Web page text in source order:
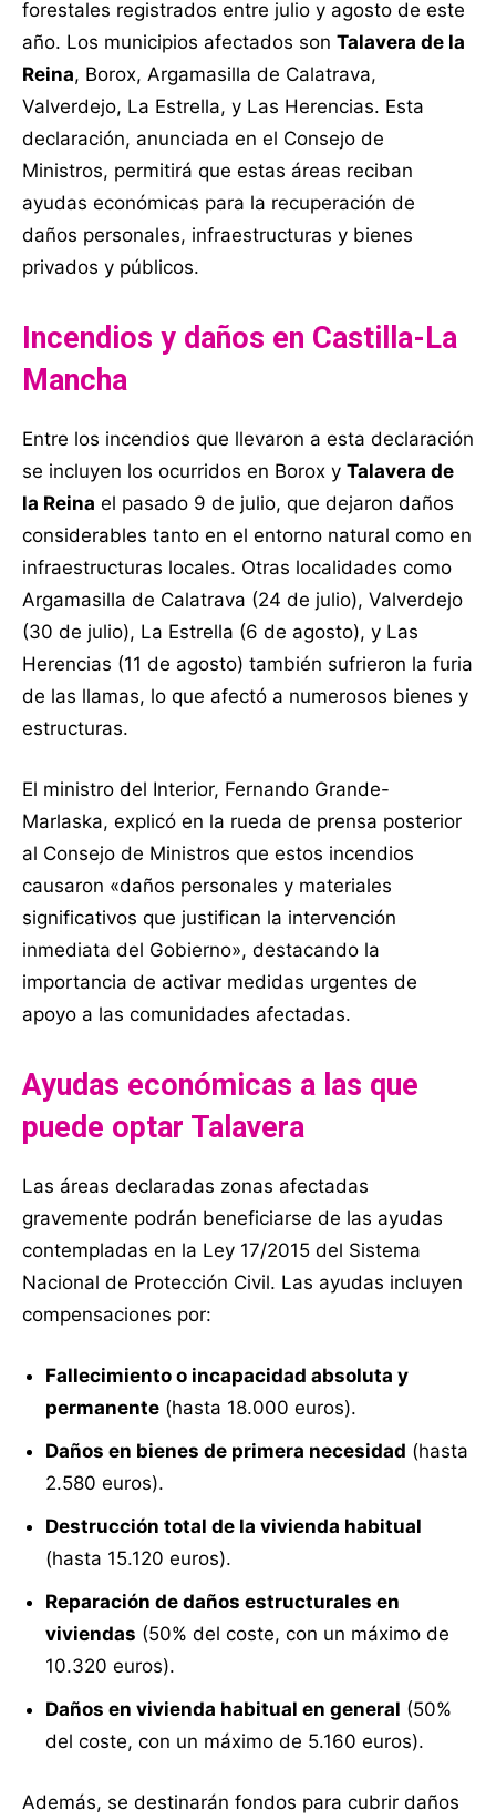
forestales registrados entre julio y agosto de este
año. Los municipios afectados son Talavera de la
Reina, Borox, Argamasilla de Calatrava,
Valverdejo, La Estrella, y Las Herencias. Esta
declaración, anunciada en el Consejo de
Ministros, permitirá que estas áreas reciban
ayudas económicas para la recuperación de
daños personales, infraestructuras y bienes
privados y públicos.
Incendios y daños en Castilla-La
Mancha
Entre los incendios que llevaron a esta declaración
se incluyen los ocurridos en Borox y Talavera de
la Reina el pasado 9 de julio, que dejaron daños
considerables tanto en el entorno natural como en
infraestructuras locales. Otras localidades como
Argamasilla de Calatrava (24 de julio), Valverdejo
(30 de julio), La Estrella (6 de agosto), y Las
Herencias (11 de agosto) también sufrieron la furia
de las llamas, lo que afectó a numerosos bienes y
estructuras.
El ministro del Interior, Fernando Grande-
Marlaska, explicó en la rueda de prensa posterior
al Consejo de Ministros que estos incendios
causaron «daños personales y materiales
significativos que justifican la intervención
inmediata del Gobierno», destacando la
importancia de activar medidas urgentes de
apoyo a las comunidades afectadas.
Ayudas económicas a las que
puede optar Talavera
Las áreas declaradas zonas afectadas
gravemente podrán beneficiarse de las ayudas
contempladas en la Ley 17/2015 del Sistema
Nacional de Protección Civil. Las ayudas incluyen
compensaciones por:
Fallecimiento o incapacidad absoluta y
permanente (hasta 18.000 euros).
Daños en bienes de primera necesidad (hasta
2.580 euros).
Destrucción total de la vivienda habitual
(hasta 15.120 euros).
Reparación de daños estructurales en
viviendas (50% del coste, con un máximo de
10.320 euros).
Daños en vivienda habitual en general (50%
del coste, con un máximo de 5.160 euros).
Además, se destinarán fondos para cubrir daños